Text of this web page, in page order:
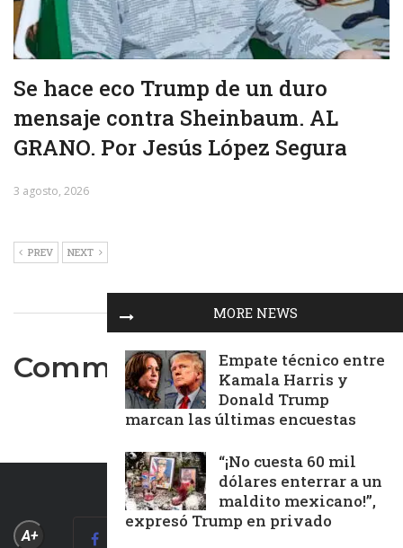
Se hace eco Trump de un duro
mensaje contra Sheinbaum. AL
GRANO. Por Jesús López Segura
3 agosto, 2026
PREV NEXT
Comments are closed.
MORE NEWS
Empate técnico entre
Kamala Harris y
Donald Trump
marcan las últimas encuestas
“¡No cuesta 60 mil
dólares enterrar a un
maldito mexicano!”,
expresó Trump en privado
A+